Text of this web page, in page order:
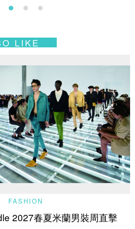
LIKE
FASHION
2027春夏米蘭男裝周直擊